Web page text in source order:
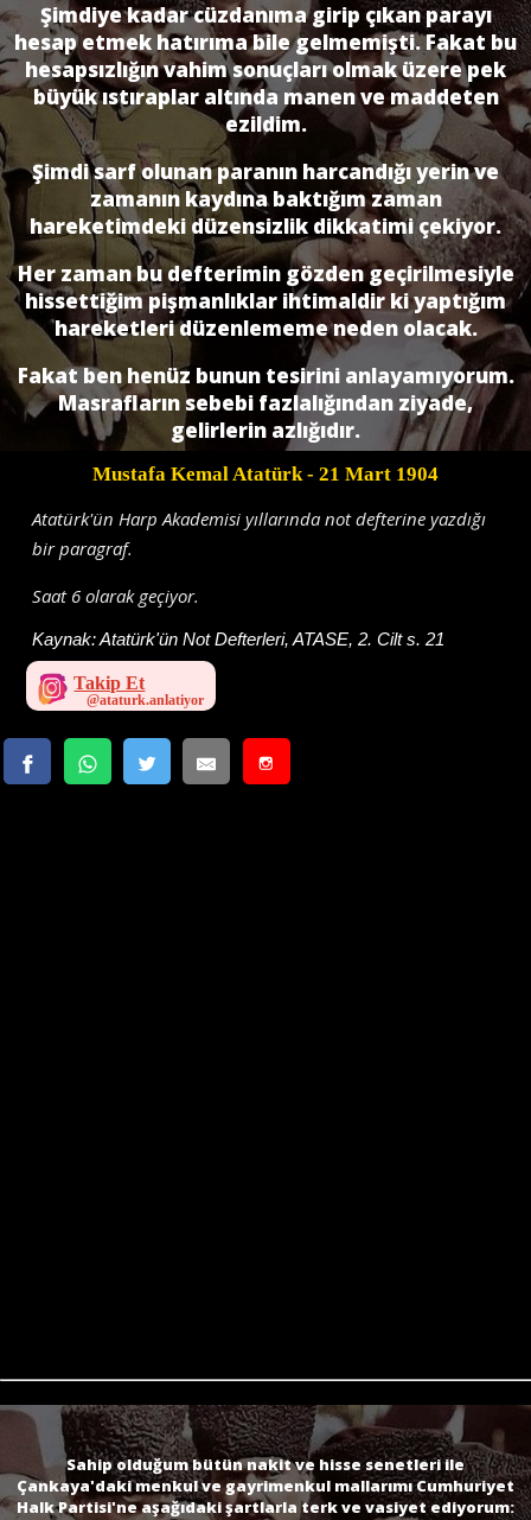
Şimdiye kadar cüzdanıma girip çıkan parayı
hesap etmek hatırıma bile gelmemişti. Fakat bu
hesapsızlığın vahim sonuçları olmak üzere pek
büyük ıstıraplar altında manen ve maddeten
ezildim.
Şimdi sarf olunan paranın harcandığı yerin ve
zamanın kaydına baktığım zaman
hareketimdeki düzensizlik dikkatimi çekiyor.
Her zaman bu defterimin gözden geçirilmesiyle
hissettiğim pişmanlıklar ihtimaldir ki yaptığım
hareketleri düzenlememe neden olacak.
Fakat ben henüz bunun tesirini anlayamıyorum.
Masrafların sebebi fazlalığından ziyade,
gelirlerin azlığıdır.
Mustafa Kemal Atatürk- 21 Mart 1904
Atatürk'ün Harp Akademisi yıllarında not defterine yazdığı
bir paragraf.
Saat 6 olarak geçiyor.
Kaynak:Atatürk'ün Not Defterleri, ATASE, 2. Cilt s. 21
Takip Et
Sahip olduğum bütün nakit ve hisse senetleri ile
Çankaya'daki menkul ve gayrimenkul mallarımı Cumhuriyet
Halk Partisi'ne aşağıdaki şartlarla terk ve vasiyet ediyorum: